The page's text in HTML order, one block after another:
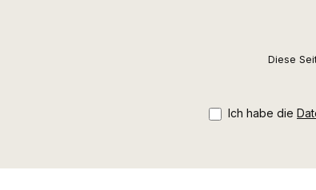
Diese
Ich habe die